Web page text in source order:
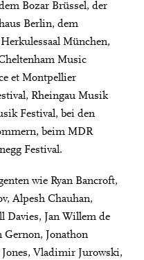
Bozar Brüssel, der
Berlin, dem
München,
Music
et Montpellier
Rheingau Musik
Festival, bei den
beim MDR
Festival.
wie Ryan Bancroft,
Alpesh Chauhan,
Davies, Jan Willem de
Gernon, Jonathon
Vladimir Jurowski,